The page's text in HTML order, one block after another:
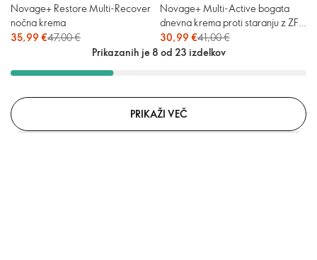
Novage+ Restore Multi-Recover
nočna krema
35,99 €47,00 €
Novage+ Multi-Active bogata
dnevna krema proti staranju z ZF
30
30,99 €41,00 €
Prikazanih je 8 od 23 izdelkov
PRIKAŽI VEČ